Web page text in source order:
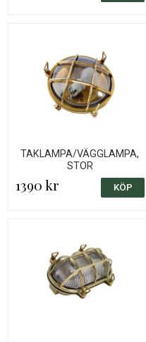
TAKLAMPA/VÄGGLAMPA,
STOR
1390 kr